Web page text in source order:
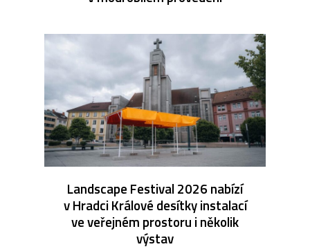
Landscape Festival 2026 nabízí
v Hradci Králové desítky instalací
ve veřejném prostoru i několik
výstav